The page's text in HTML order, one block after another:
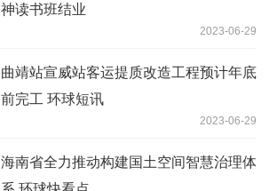
神读书班结业
2023-06-29
曲靖站宣威站客运提质改造工程预计年底
前完工 环球短讯
2023-06-29
海南省全力推动构建国土空间智慧治理体